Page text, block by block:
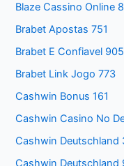
Blaze Cassino Online
Brabet Apostas 751
Brabet E Confiavel 905
Brabet Link Jogo 773
Cashwin Bonus 161
Cashwin Casino No
Cashwin Deutschland
Cashwin Deutschland